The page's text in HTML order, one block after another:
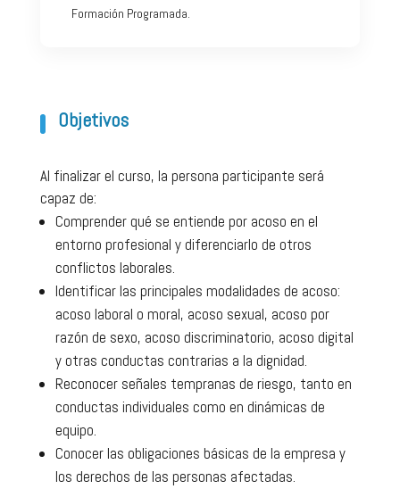
Formación Programada.
Objetivos
Al finalizar el curso, la persona participante será
capaz de:
Comprender qué se entiende por acoso en el
entorno profesional y diferenciarlo de otros
conflictos laborales.
Identificar las principales modalidades de acoso:
acoso laboral o moral, acoso sexual, acoso por
razón de sexo, acoso discriminatorio, acoso digital
y otras conductas contrarias a la dignidad.
Reconocer señales tempranas de riesgo, tanto en
conductas individuales como en dinámicas de
equipo.
Conocer las obligaciones básicas de la empresa y
los derechos de las personas afectadas.